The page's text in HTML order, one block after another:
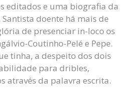
editados e uma biografia da
doente há mais de
de presenciar in-loco os
Coutinho-Pelé e Pepe.
tinha, a despeito dos dois
para dribles,
através da palavra escrita.